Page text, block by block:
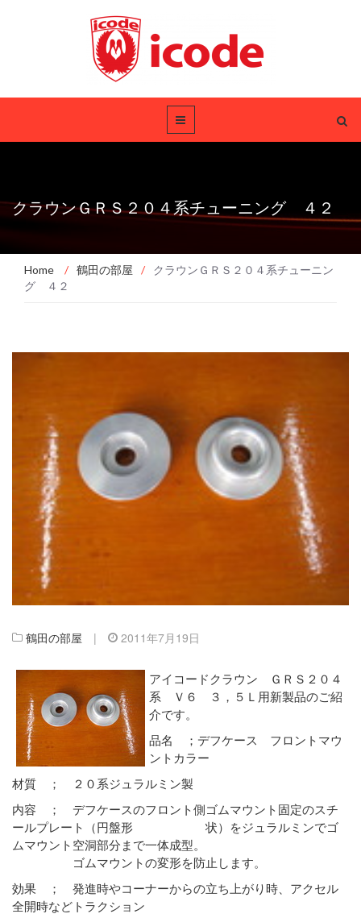
クラウンＧＲＳ２０４系チューニング ４２
Home / 鶴田の部屋 /
クラウンＧＲＳ２０４系チューニン
グ ４２
鶴田の部屋 | 2011年7月19日
アイコードクラウン ＧＲＳ２０４
系 Ｖ６ ３，５Ｌ用新製品のご紹
介です。
品名 ；デフケース フロントマウ
ントカラー
材質 ； ２０系ジュラルミン製
内容 ； デフケースのフロント側ゴムマウント固定のスチ
ールプレート（円盤形 状）をジュラルミンでゴ
ムマウント空洞部分まで一体成型。
ゴムマウントの変形を防止します。
効果 ； 発進時やコーナーからの立ち上がり時、アクセル
全開時などトラクション